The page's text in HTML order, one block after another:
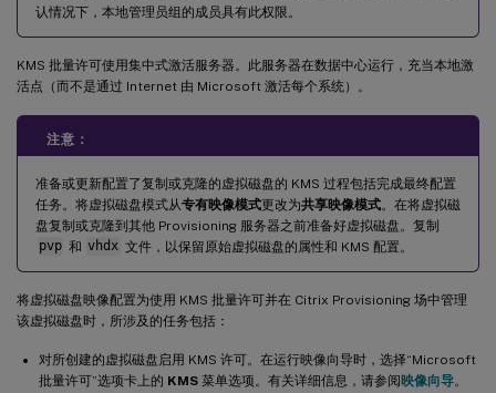
认情况下，本地管理员组的成员具有此权限。
KMS 批量许可使用集中式激活服务器。此服务器在数据中心运行，充当本地激
活点（而不是通过 Internet 由 Microsoft 激活每个系统）。
注意：
准备或更新配置了复制或克隆的虚拟磁盘的 KMS 过程包括完成最终配置
任务。将虚拟磁盘模式从专有映像模式更改为共享映像模式。在将虚拟磁
盘复制或克隆到其他 Provisioning 服务器之前准备好虚拟磁盘。复制
pvp 和 vhdx 文件，以保留原始虚拟磁盘的属性和 KMS 配置。
将虚拟磁盘映像配置为使用 KMS 批量许可并在 Citrix Provisioning 场中管理
该虚拟磁盘时，所涉及的任务包括：
对所创建的虚拟磁盘启用 KMS 许可。在运行映像向导时，选择“Microsoft
批量许可”选项卡上的 KMS 菜单选项。有关详细信息，请参阅映像向导。